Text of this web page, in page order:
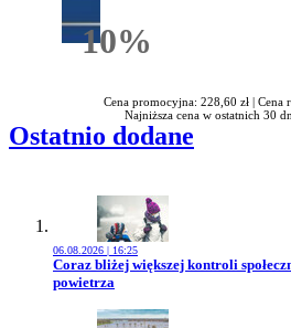
10%Rabatu
Cena promocyjna: 228,60 zł | Cena
Najniższa cena w ostatnich 30
Ostatnio dodane
06.08.2026 | 16:25
Przejdź do artykułu:
Coraz bliżej większej kontroli
powietrza